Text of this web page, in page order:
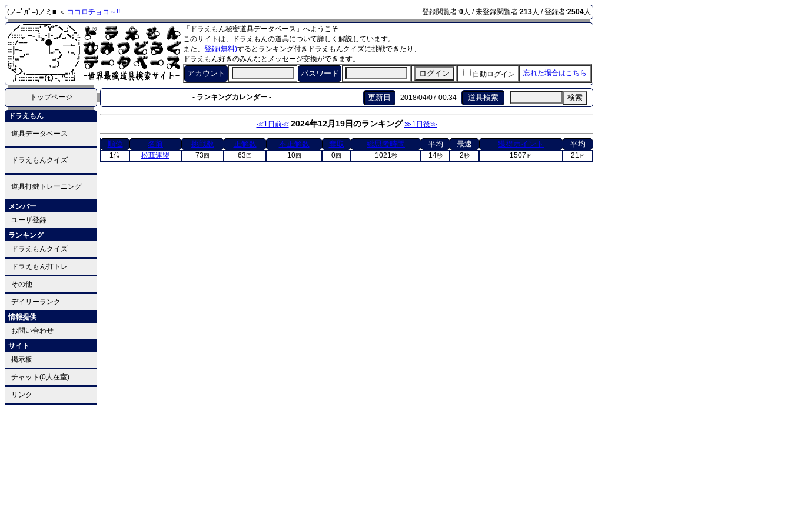
(ノ=ﾟдﾟ=)ノミ■ ＜ ココロチョコ～!! 登録閲覧者:0人 / 未登録閲覧者:213人 / 登録者:2504人
「ドラえもん秘密道具データベース」へようこそ
このサイトは、ドラえもんの道具について詳しく解説しています。
また、 登録(無料)するとランキング付きドラえもんクイズに挑戦できたり、
ドラえもん好きのみんなとメッセージ交換ができます。
アカウント パスワード 自動ログイン 忘れた場合はこちら
トップページ - ランキングカレンダー - 更新日 2018/04/07 00:34 道具検索 検索
ドラえもん
道具データベース
ドラえもんクイズ
道具打鍵トレーニング
メンバー
ユーザ登録
ランキング
ドラえもんクイズ
ドラえもん打トレ
その他
デイリーランク
情報提供
お問い合わせ
サイト
掲示板
チャット(0人在室)
リンク
≪1日前≪ 2024年12月19日のランキング ≫1日後≫
順位 名前 挑戦数 正解数 不正解数 奪取 総思考時間 平均 最速 獲得ポイント 平均
1位 松茸連盟 73回 63回 10回 0回 1021秒 14秒 2秒 1507 Ｐ 21 Ｐ